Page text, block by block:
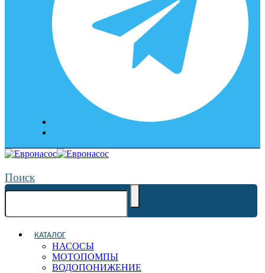
Поиск
КАТАЛОГ
НАСОСЫ
МОТОПОМПЫ
ВОДОПОНИЖЕНИЕ